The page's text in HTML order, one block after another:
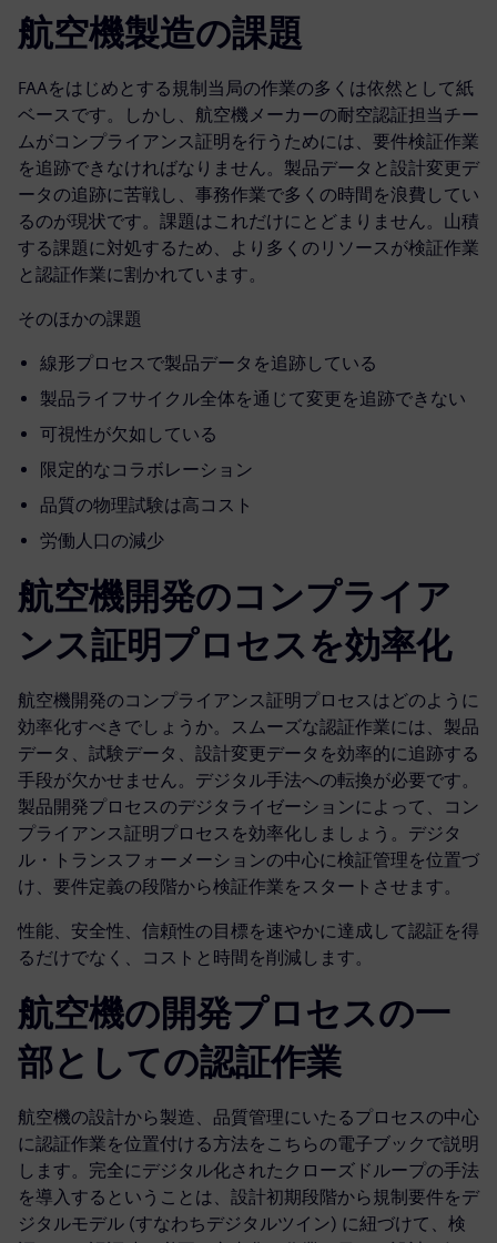
航空機製造の課題
FAAをはじめとする規制当局の作業の多くは依然として紙
ベースです。しかし、航空機メーカーの耐空認証担当チー
ムがコンプライアンス証明を行うためには、要件検証作業
を追跡できなければなりません。製品データと設計変更デ
ータの追跡に苦戦し、事務作業で多くの時間を浪費してい
るのが現状です。課題はこれだけにとどまりません。山積
する課題に対処するため、より多くのリソースが検証作業
と認証作業に割かれています。
そのほかの課題
線形プロセスで製品データを追跡している
製品ライフサイクル全体を通じて変更を追跡できない
可視性が欠如している
限定的なコラボレーション
品質の物理試験は高コスト
労働人口の減少
航空機開発のコンプライア
ンス証明プロセスを効率化
航空機開発のコンプライアンス証明プロセスはどのように
効率化すべきでしょうか。スムーズな認証作業には、製品
データ、試験データ、設計変更データを効率的に追跡する
手段が欠かせません。デジタル手法への転換が必要です。
製品開発プロセスのデジタライゼーションによって、コン
プライアンス証明プロセスを効率化しましょう。デジタ
ル・トランスフォーメーションの中心に検証管理を位置づ
け、要件定義の段階から検証作業をスタートさせます。
性能、安全性、信頼性の目標を速やかに達成して認証を得
るだけでなく、コストと時間を削減します。
航空機の開発プロセスの一
部としての認証作業
航空機の設計から製造、品質管理にいたるプロセスの中心
に認証作業を位置付ける方法をこちらの電子ブックで説明
します。完全にデジタル化されたクローズドループの手法
を導入するということは、設計初期段階から規制要件をデ
ジタルモデル (すなわちデジタルツイン) に紐づけて、検